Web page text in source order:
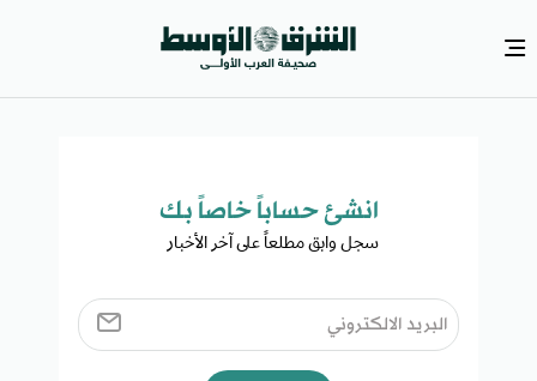
انشئ حساباً خاصاً بك​
سجل وابق مطلعاً على آخر الأخبار ​